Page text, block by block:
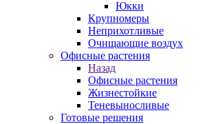
Юкки
Крупномеры
Неприхотливые
Очищающие воздух
Офисные растения
Назад
Офисные растения
Жизнестойкие
Теневыносливые
Готовые решения